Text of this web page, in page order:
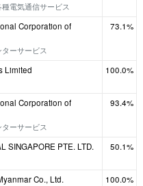
電気通信サービス
Corporation of
ーサービス
73.1%
Limited
100.0%
Corporation of
ーサービス
93.4%
SINGAPORE PTE. LTD.
50.1%
Co., Ltd.
100.0%